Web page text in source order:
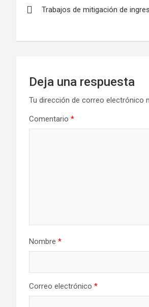
de
entradas
Trabajos de mitigación de
Deja una respuesta
Tu dirección de correo electrónico
Comentario *
Nombre *
Correo electrónico *